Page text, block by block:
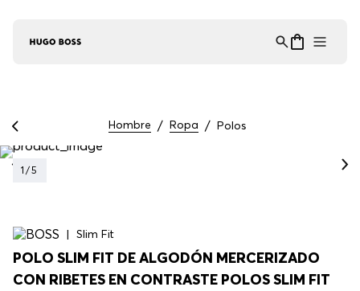
Hombre Ropa Polos
1 /5
Slim Fit
POLO SLIM FIT DE ALGODÓN MERCERIZADO
CON RIBETES EN CONTRASTE POLOS SLIM FIT
Asistente Virtual
en línea ⋮